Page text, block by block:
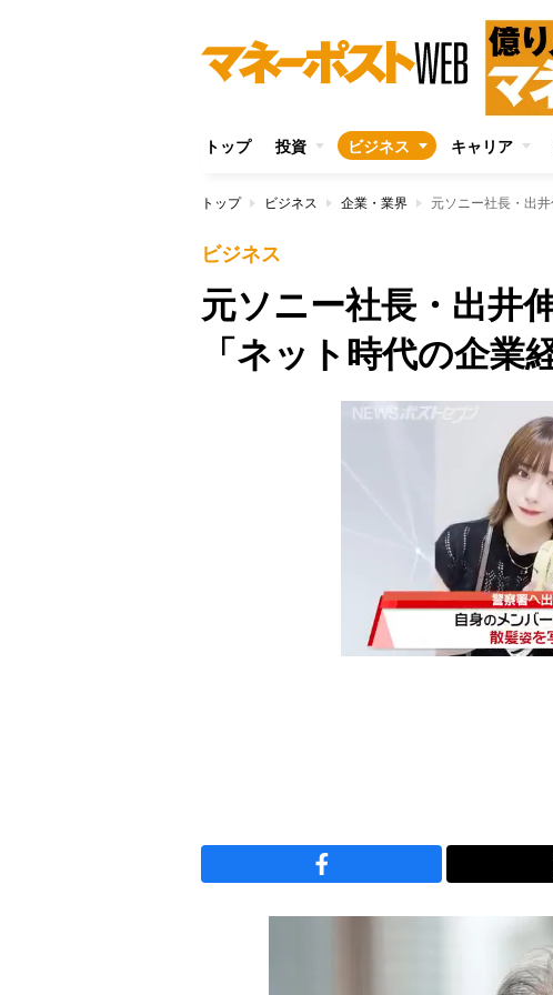
トップ 投資 ビジネス キャリア
トップ ビジネス 企業・業界 元ソニー社長・出
ビジネス
元ソニー社長・出井
「ネット時代の企業